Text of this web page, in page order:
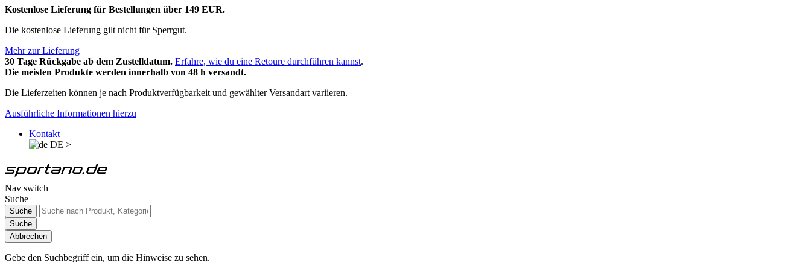
Kostenlose Lieferung für Bestellungen über 149 EUR.
Die kostenlose Lieferung gilt nicht für Sperrgut.
Mehr zur Lieferung
30 Tage Rückgabe ab dem Zustelldatum. Erfahre, wie du eine Retoure durchführen kannst.
Die meisten Produkte werden innerhalb von 48 h versandt.
Die Lieferzeiten können je nach Produktverfügbarkeit und gewählter Versandart variieren.
Ausführliche Informationen hierzu
Kontakt
DE >
Nav switch
Suche
Suche
Suche
Abbrechen
Gebe den Suchbegriff ein, um die Hinweise zu sehen.